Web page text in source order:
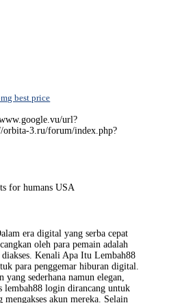
best price
url?
3.ru/forum/index.php?
for humans USA
era digital yang serba cepat
oleh para pemain adalah
Kenali Apa Itu Lembah88
para penggemar hiburan digital.
sederhana namun elegan,
lembah88 login dirancang untuk
akun mereka. Selain